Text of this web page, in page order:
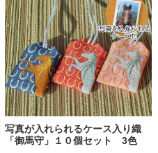
写真が入れられるケース入り織
「御馬守」１０個セット 3色